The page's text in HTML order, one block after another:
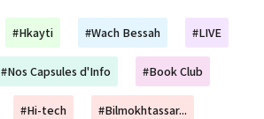
#Hkayti #Wach Bessah #LIVE
#Nos Capsules d'Info #Book Club
#Hi-tech #Bilmokhtassar...